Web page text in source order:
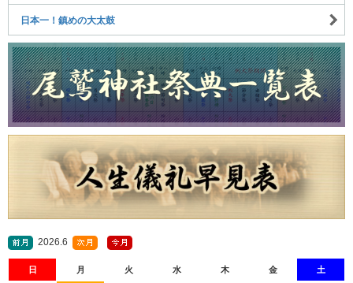
日本一！鎮めの大太鼓
2026.6
日 月 火 水 木 金 土